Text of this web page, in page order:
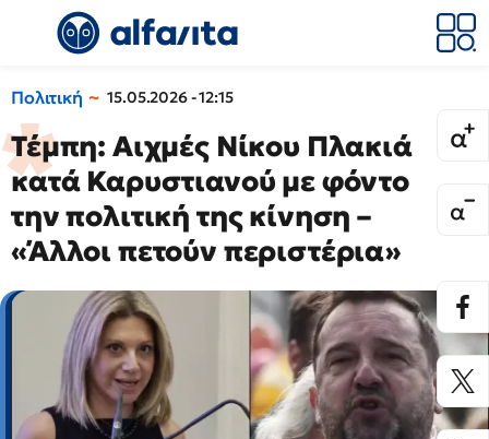
Πολιτική 15.05.2026 - 12:15
Τέμπη: Αιχμές Νίκου Πλακιά
κατά Καρυστιανού με φόντο
την πολιτική της κίνηση –
«Άλλοι πετούν περιστέρια»